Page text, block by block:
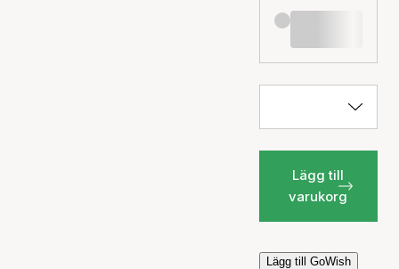
Lägg till
varukorg
Lägg till GoWish